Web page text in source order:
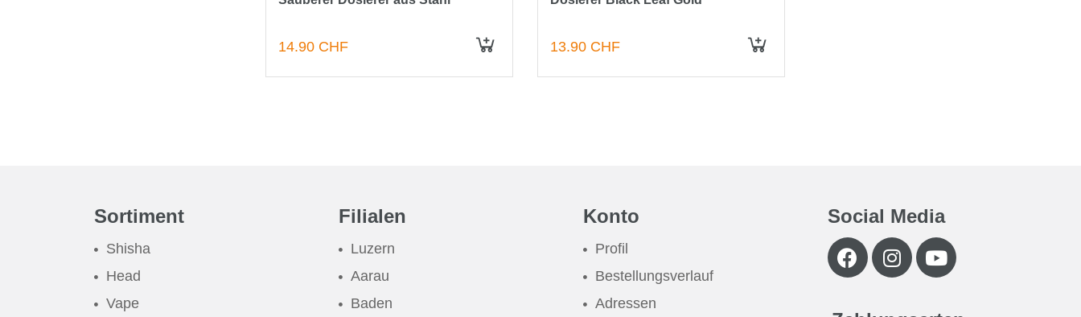
14.90 CHF 13.90 CHF
Sortiment
Shisha
Head
Vape
Filialen
Luzern
Aarau
Baden
Konto
Profil
Bestellungsverlauf
Adressen
Social Media